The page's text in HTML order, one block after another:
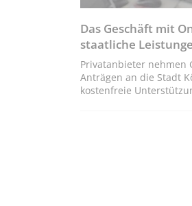
Das Geschäft mit
staatliche
Privatanbieter nehmen
Anträgen an die Stadt
kostenfreie